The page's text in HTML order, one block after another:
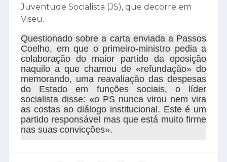
Juventude Socialista (JS), que decorre em
Viseu.
Questionado sobre a carta enviada a Passos
Coelho, em que o primeiro-ministro pedia a
colaboração do maior partido da oposição
naquilo a que chamou de «refundação» do
memorando, uma reavaliação das despesas
do Estado em funções sociais, o líder
socialista disse: «o PS nunca virou nem vira
as costas ao diálogo institucional. Este é um
partido responsável mas que está muito firme
nas suas convicções».